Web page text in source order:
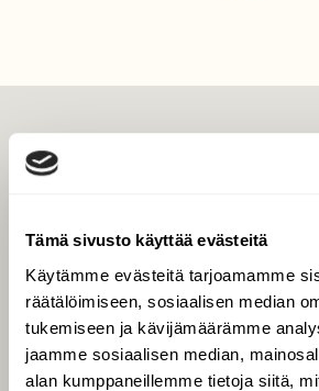
Tämä sivusto käyttää evästeitä
Käytämme evästeitä tarjoamamme
räätälöimiseen, sosiaalisen median
tukemiseen ja kävijämäärämme
jaamme sosiaalisen median,
alan kumppaneillemme tietoja siitä,
Tilaa
Äänestä
Tilaa